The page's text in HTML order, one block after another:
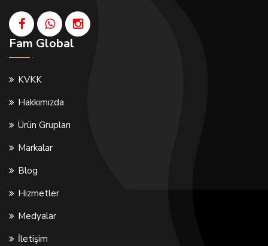
Fam Global
KVKK
Hakkımızda
Ürün Grupları
Markalar
Blog
Hizmetler
Medyalar
İletişim